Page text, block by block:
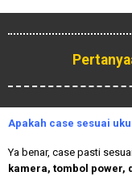
Apakah case sesuai
Ya benar, case pasti
kamera, tombol power,